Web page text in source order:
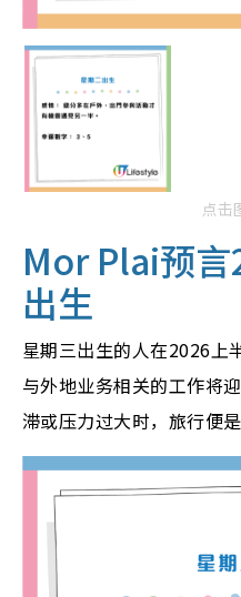
点击
Mor Plai预言
出生
星期三出生的人在2026上
与外地业务相关的工作将
滞或压力过大时，旅行便